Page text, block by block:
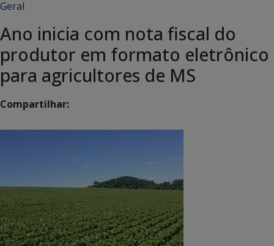
Geral
Ano inicia com nota fiscal do
produtor em formato eletrônico
para agricultores de MS
Compartilhar: